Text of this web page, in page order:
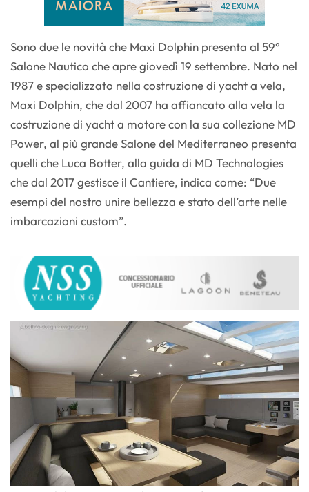
Sono due le novità che Maxi Dolphin presenta al 59°
Salone Nautico che apre giovedì 19 settembre. Nato nel
1987 e specializzato nella costruzione di yacht a vela,
Maxi Dolphin, che dal 2007 ha affiancato alla vela la
costruzione di yacht a motore con la sua collezione MD
Power, al più grande Salone del Mediterraneo presenta
quelli che Luca Botter, alla guida di MD Technologies
che dal 2017 gestisce il Cantiere, indica come: “Due
esempi del nostro unire bellezza e stato dell’arte nelle
imbarcazioni custom”.